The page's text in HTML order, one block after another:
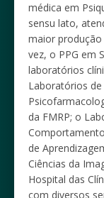
médica em
sensu lato,
maior produção
vez, o PPG em
laboratórios
Laboratórios
da FMRP; o
de
Ciências da
Hospital das
com diversos